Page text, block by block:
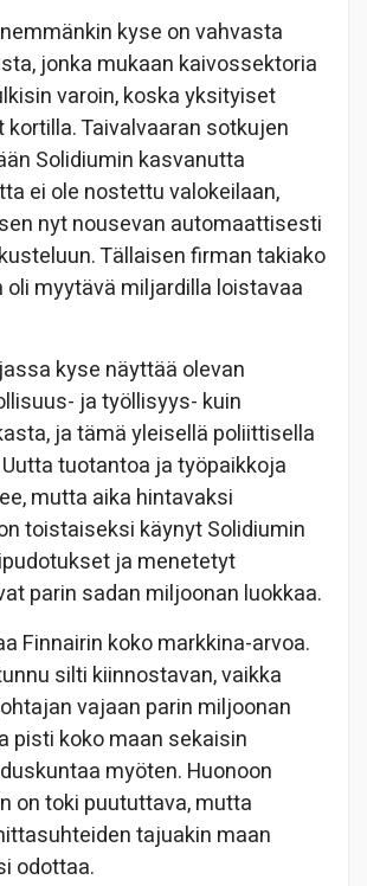
kyse on vahvasta
jonka mukaan kaivossektoria
varoin, koska yksityiset
kortilla. Taivalvaaran sotkujen
Solidiumin kasvanutta
ei ole nostettu valokeilaan,
nyt nousevan automaattisesti
Tällaisen firman takiako
myytävä miljardilla loistavaa
kyse näyttää olevan
ja työllisyys- kuin
ja tämä yleisellä poliittisella
tuotantoa ja työpaikkoja
mutta aika hintavaksi
toistaiseksi käynyt Solidiumin
ja menetetyt
parin sadan miljoonan luokkaa.
Finnairin koko markkina-arvoa.
silti kiinnostavan, vaikka
vajaan parin miljoonan
pisti koko maan sekaisin
myöten. Huonoon
on toki puututtava, mutta
tajuakin maan
odottaa.